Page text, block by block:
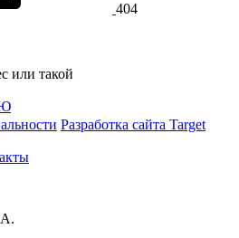
404
или такой
Разработка сайта Target